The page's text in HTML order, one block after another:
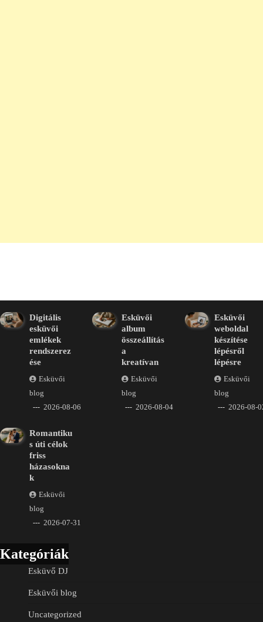
Digitális
esküvői
emlékek
rendszerez
ése
Esküvői
blog
2026-08-06
Esküvői
album
összeállítás
a
kreatívan
Esküvői
blog
2026-08-04
Esküvői
weboldal
készítése
lépésről
lépésre
Esküvői
blog
2026-08-
Romantiku
s úti célok
friss
házasokna
k
Esküvői
blog
2026-07-31
Kategóriák
Esküvő DJ
Esküvői blog
Uncategorized